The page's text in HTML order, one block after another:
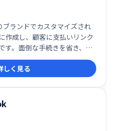
ランドでカスタマイズされ
作成し、顧客に支払いリンク
す。面倒な手続きを省き、ス
す。顧客体験を向上させ、売
しく見る